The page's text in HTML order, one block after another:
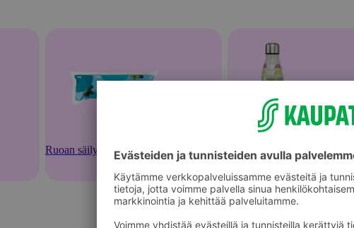
Ruoan säilytysastiat ja -välineet Vesipullot